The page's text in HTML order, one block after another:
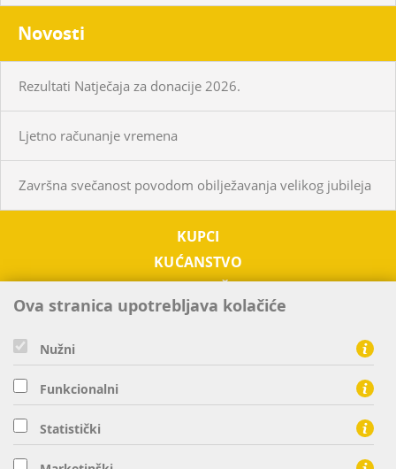
Novosti
Rezultati Natječaja za donacije 2026.
Ljetno računanje vremena
Završna svečanost povodom obilježavanja velikog jubileja
KUPCI
KUĆANSTVO
PODUZETNIŠTVO
OTKUP
TRŽIŠTE EL. ENERGIJE
HEP ELEKTRA d.o.o. - član HEP grupe, Ulica grada Vukovara 37
Ova stranica upotrebljava kolačiće
Nužni
Funkcionalni
Statistički